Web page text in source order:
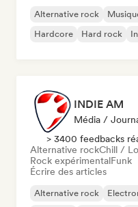
Alternative rock
Hardcore
Hard rock
INDIE AM
Média /
> 3400 feedbacks
Alternative rockChill /
Rock expérimentalFunk
Écrire des articles
Alternative rock